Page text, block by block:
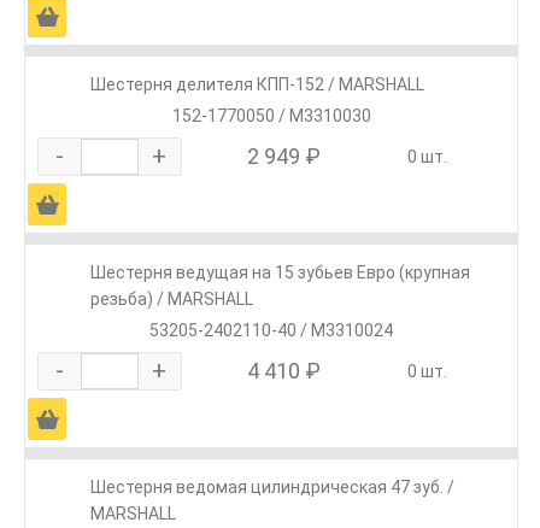
Ä
Шестерня делителя КПП-152 / MARSHALL
152-1770050 / M3310030
- + 2 949 ₽ 0 шт.
Ä
Шестерня ведущая на 15 зубьев Евро (крупная
резьба) / MARSHALL
53205-2402110-40 / M3310024
- + 4 410 ₽ 0 шт.
Ä
Шестерня ведомая цилиндрическая 47 зуб. /
MARSHALL